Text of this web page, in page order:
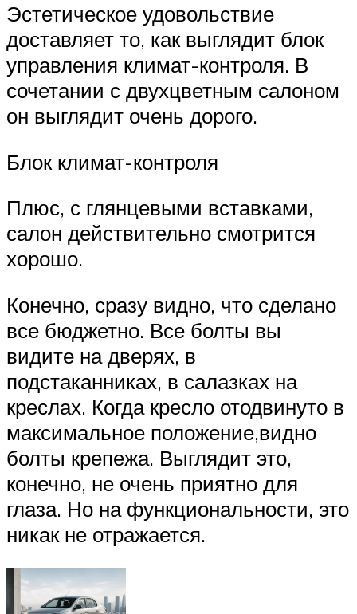
Эстетическое удовольствие
доставляет то, как выглядит блок
управления климат-контроля. В
сочетании с двухцветным салоном
он выглядит очень дорого.
Блок климат-контроля
Плюс, с глянцевыми вставками,
салон действительно смотрится
хорошо.
Конечно, сразу видно, что сделано
все бюджетно. Все болты вы
видите на дверях, в
подстаканниках, в салазках на
креслах. Когда кресло отодвинуто в
максимальное положение,видно
болты крепежа. Выглядит это,
конечно, не очень приятно для
глаза. Но на функциональности, это
никак не отражается.